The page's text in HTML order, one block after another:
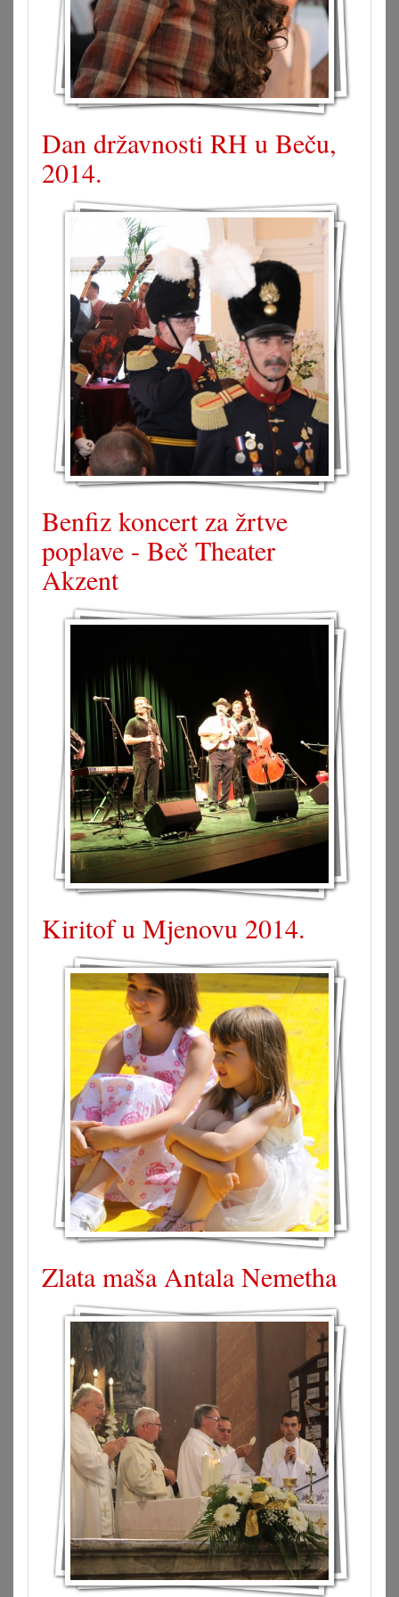
Dan državnosti RH u Beču,
2014.
Benfiz koncert za žrtve
poplave - Beč Theater
Akzent
Kiritof u Mjenovu 2014.
Zlata maša Antala Nemetha